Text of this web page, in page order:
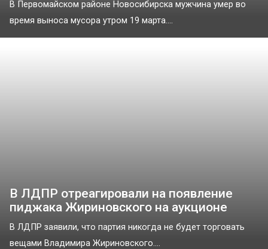
В Первомайском районе Новосибирска мужчина умер во
время выноса мусора утром 19 марта....
В ЛДПР отреагировали на появление
пиджака Жириновского на аукционе
В ЛДПР заявили, что партия никогда не будет торговать
вещами Владимира Жириновского....